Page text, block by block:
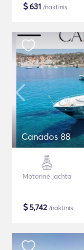
$631 /naktinis
Canados 88
Motorinė jachta
$5,742/naktinis